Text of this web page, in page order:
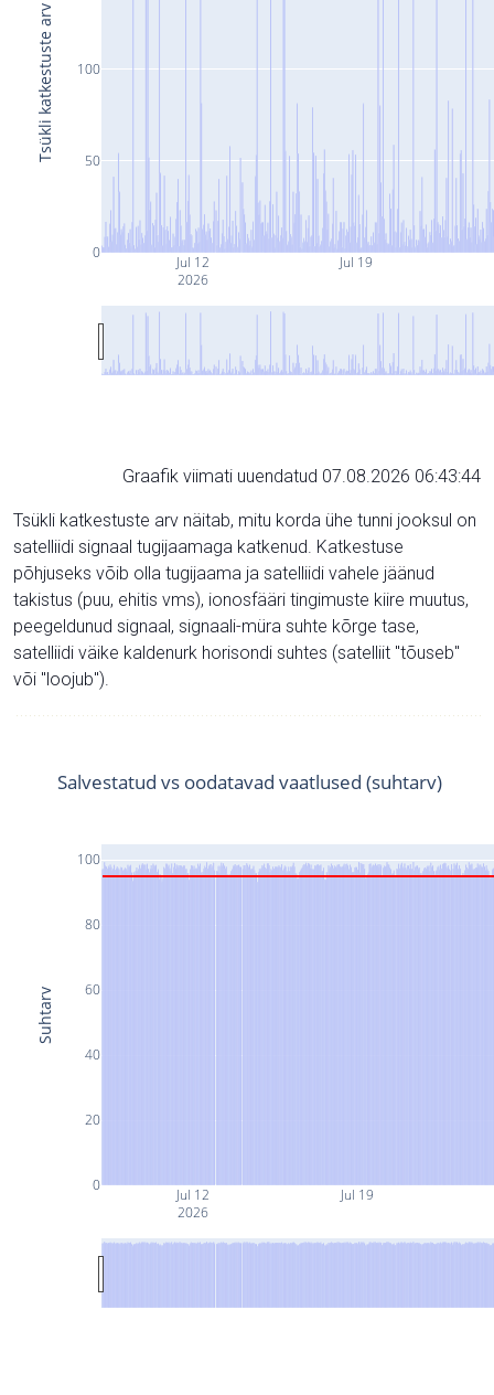
Jul 12
2026
Jul 19
0
50
100
Tsükli katkestuste arv
Graafik viimati uuendatud 07.08.2026 06:43:44
Tsükli katkestuste arv näitab, mitu korda ühe tunni jooksul on
satelliidi signaal tugijaamaga katkenud. Katkestuse
põhjuseks võib olla tugijaama ja satelliidi vahele jäänud
takistus (puu, ehitis vms), ionosfääri tingimuste kiire muutus,
peegeldunud signaal, signaali-müra suhte kõrge tase,
satelliidi väike kaldenurk horisondi suhtes (satelliit "tõuseb"
või "loojub").
Jul 12
2026
Jul 19
0
20
40
60
80
100
Salvestatud vs oodatavad vaatlused (suhtarv)
Suhtarv